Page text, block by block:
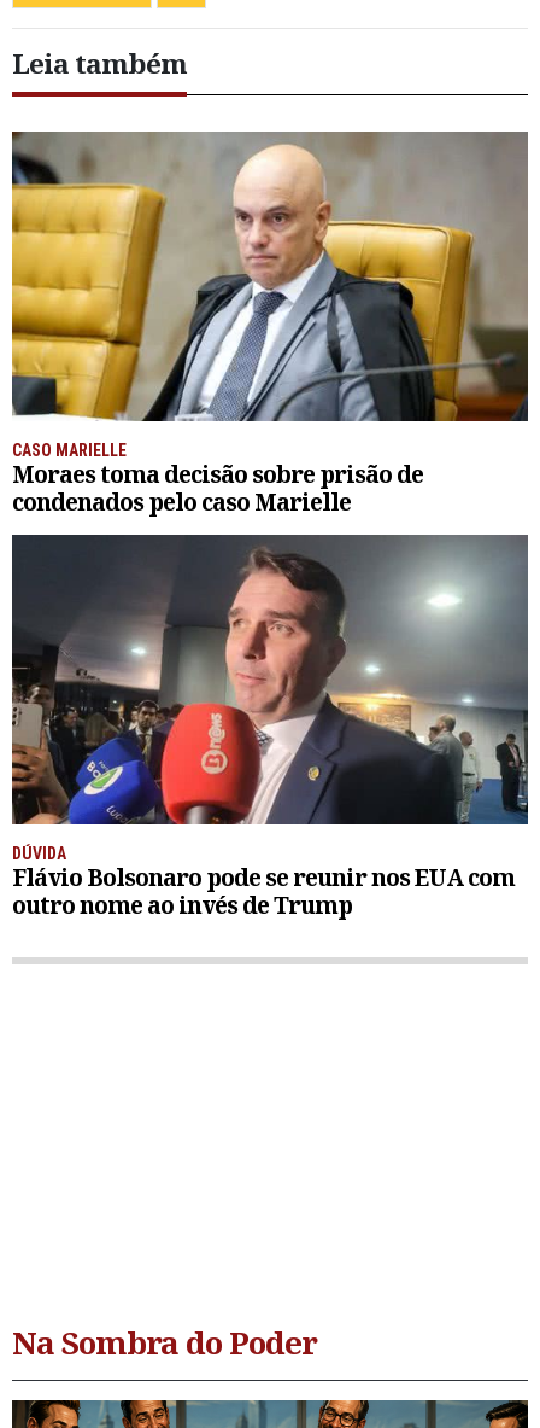
Leia também
CASO MARIELLE
Moraes toma decisão sobre prisão de
condenados pelo caso Marielle
DÚVIDA
Flávio Bolsonaro pode se reunir nos EUA com
outro nome ao invés de Trump
Na Sombra do Poder